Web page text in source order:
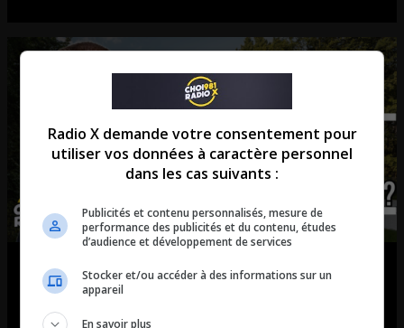
Est-ce le bon moment pour vendre
ou acheter?
Radio X demande votre consentement pour
utiliser vos données à caractère personnel
dans les cas suivants :
Publicités et contenu personnalisés, mesure de
performance des publicités et du contenu, études
d’audience et développement de services
Stocker et/ou accéder à des informations sur un
appareil
En savoir plus